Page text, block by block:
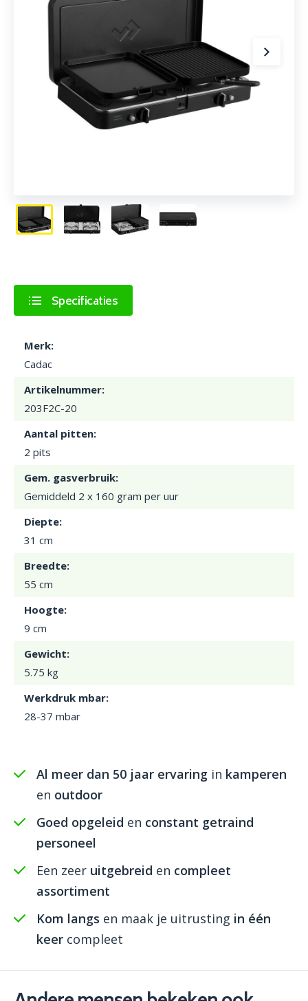
Specificaties
Merk:
Cadac
Artikelnummer:
203F2C-20
Aantal pitten:
2 pits
Gem. gasverbruik:
Gemiddeld 2 x 160 gram per uur
Diepte:
31 cm
Breedte:
55 cm
Hoogte:
9 cm
Gewicht:
5.75 kg
Werkdruk mbar:
28-37 mbar
Al meer dan 50 jaar ervaring in kamperen
en outdoor
Goed opgeleid en constant getraind
personeel
Een zeer uitgebreid en compleet
assortiment
Kom langs en maak je uitrusting in één
keer compleet